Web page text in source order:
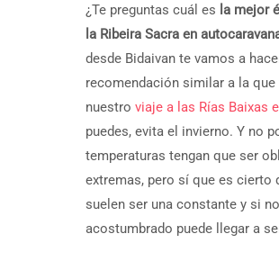
¿Te preguntas cuál es la mejor
la Ribeira Sacra en
desde Bidaivan te vamos a
recomendación similar a la
nuestro viaje a las Rías Baixas
puedes, evita el invierno. Y no
temperaturas tengan que ser
extremas, pero sí que es cierto
suelen ser una constante y si
acostumbrado puede llegar a